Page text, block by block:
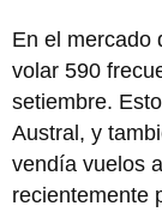
En el mercado
volar 590
setiembre.
Austral, y
vendía vuelos
recientemente